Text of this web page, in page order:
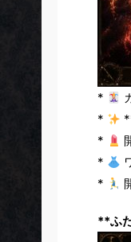
*
*
*
*
*
**ふ